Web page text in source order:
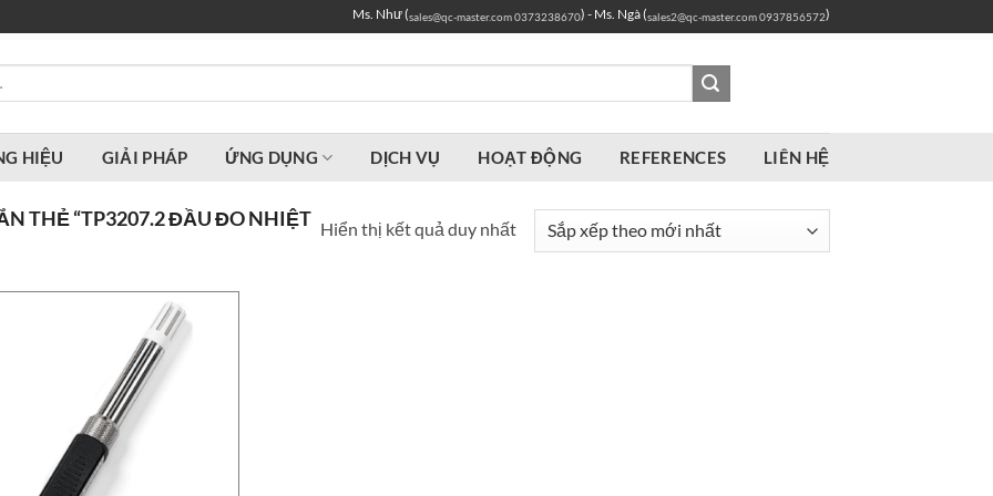
Ms. Như (sales@qc-master.com0373238670) - Ms. Ngà (sales2@qc-master.com0937856572)
HIỆU GIẢI PHÁP ỨNG DỤNG DỊCH VỤ HOẠT ĐỘNG REFERENCES LIÊN HỆ
THẺ “TP3207.2 ĐẦU ĐO NHIỆT Hiển thị kết quả duy nhất